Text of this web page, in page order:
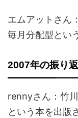
エムアットさん
毎月分配型とい
2007年の振り
rennyさん：竹
という本を出版